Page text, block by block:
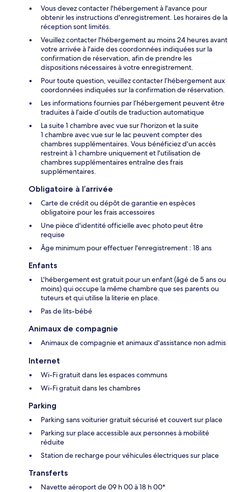
Vous devez contacter l'hébergement à l'avance pour
obtenir les instructions d'enregistrement. Les horaires de la
réception sont limités.
Veuillez contacter l'hébergement au moins 24 heures avant
votre arrivée à l'aide des coordonnées indiquées sur la
confirmation de réservation, afin de prendre les
dispositions nécessaires à votre enregistrement.
Pour toute question, veuillez contacter l’hébergement aux
coordonnées indiquées sur la confirmation de réservation.
Les informations fournies par l’hébergement peuvent être
traduites à l’aide d’outils de traduction automatique
La suite 1 chambre avec vue sur l'horizon et la suite
1 chambre avec vue sur le lac peuvent compter des
chambres supplémentaires. Vous bénéficiez d'un accès
restreint à 1 chambre uniquement et l'utilisation de
chambres supplémentaires entraîne des frais
supplémentaires.
Obligatoire à l’arrivée
Carte de crédit ou dépôt de garantie en espèces
obligatoire pour les frais accessoires
Une pièce d'identité officielle avec photo peut être
requise
Âge minimum pour effectuer l'enregistrement : 18 ans
Enfants
L'hébergement est gratuit pour un enfant (âgé de 5 ans ou
moins) qui occupe la même chambre que ses parents ou
tuteurs et qui utilise la literie en place.
Pas de lits-bébé
Animaux de compagnie
Animaux de compagnie et animaux d'assistance non admis
Internet
Wi-Fi gratuit dans les espaces communs
Wi-Fi gratuit dans les chambres
Parking
Parking sans voiturier gratuit sécurisé et couvert sur place
Parking sur place accessible aux personnes à mobilité
réduite
Station de recharge pour véhicules électriques sur place
Transferts
Navette aéroport de 09 h 00 à 18 h 00*